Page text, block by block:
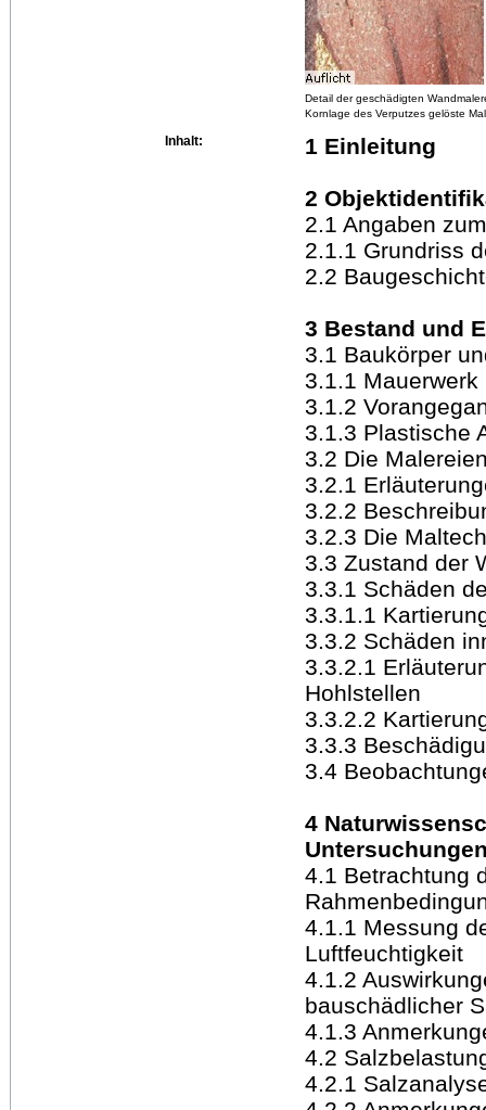
Detail der geschädigten
Kornlage des Verputzes gelöste
Inhalt: 1 Einleitung
2
2.1 Angaben
2.1.1 Grundriss
2.2
3 Bestand und
3.1 Baukörper
3.1.1 Mauerwerk
3.1.2
3.1.3 Plastische
3.2 Die
3.2.1
3.2.2
3.2.3 Die
3.3 Zustand der
3.3.1 Schäden
3.3.1.1
3.3.2 Schäden
3.3.2.1
Hohlstellen
3.3.2.2
3.3.3
3.4
4
4.1 Betrachtung
4.1.1 Messung
Luftfeuchtigkeit
4.1.2
bauschädlicher
4.1.3
4.2
4.2.1